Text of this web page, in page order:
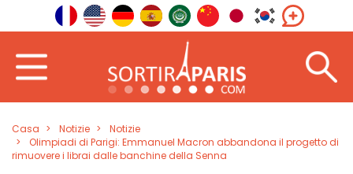
Casa Notizie
Notizie
Olimpiadi di Parigi: Emmanuel Macron abbandona il progetto di
rimuovere i librai dalle banchine della Senna